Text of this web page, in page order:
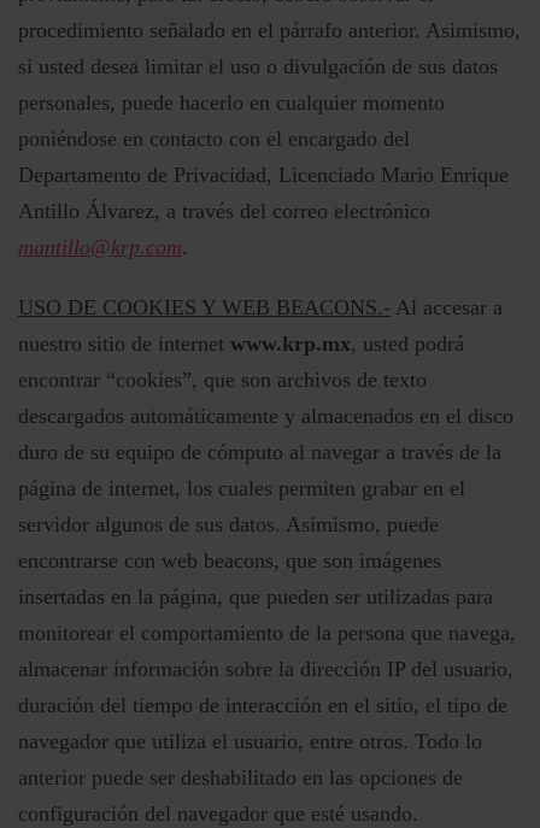
procedimiento señalado en el párrafo anterior. Asimismo,
si usted desea limitar el uso o divulgación de sus datos
personales, puede hacerlo en cualquier momento
poniéndose en contacto con el encargado del
Departamento de Privacidad, Licenciado Mario Enrique
Antillo Álvarez, a través del correo electrónico
mantillo@krp.com.
USO DE COOKIES Y WEB BEACONS.- Al accesar a
nuestro sitio de internet www.krp.mx, usted podrá
encontrar “cookies”, que son archivos de texto
descargados automáticamente y almacenados en el disco
duro de su equipo de cómputo al navegar a través de la
página de internet, los cuales permiten grabar en el
servidor algunos de sus datos. Asimismo, puede
encontrarse con web beacons, que son imágenes
insertadas en la página, que pueden ser utilizadas para
monitorear el comportamiento de la persona que navega,
almacenar información sobre la dirección IP del usuario,
duración del tiempo de interacción en el sitio, el tipo de
navegador que utiliza el usuario, entre otros. Todo lo
anterior puede ser deshabilitado en las opciones de
configuración del navegador que esté usando.